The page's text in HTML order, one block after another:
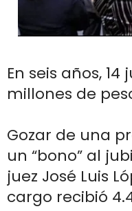
En seis años,
millones de
Gozar de una
un “bono” al
juez José Luis
cargo recibió